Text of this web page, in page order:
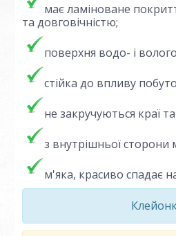
має ламіноване
та довговічністю;
поверхня водо- і
стійка до впливу
не закручуються краї
з внутрішньої сторони
м'яка, красиво спадає